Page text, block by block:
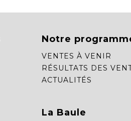
Notre
VENTES À VENIR
RÉSULTATS DES
ACTUALITÉS
La Baule